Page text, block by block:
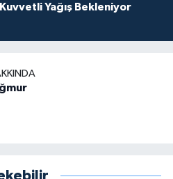
Kuvvetli Yağış Bekleniyor